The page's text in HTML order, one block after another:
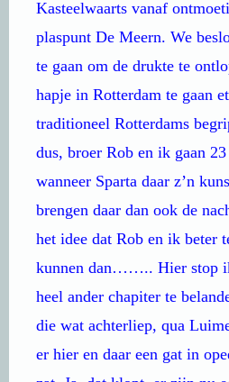
Kasteelwaarts vanaf
plaspunt De Meern. We
te gaan om de drukte te
hapje in Rotterdam te gaan
traditioneel Rotterdams
dus, broer Rob en ik gaan
wanneer Sparta daar z’n
brengen daar dan ook de
het idee dat Rob en ik beter
kunnen dan…….. Hier stop
heel ander chapiter te
die wat achterliep, qua
er hier en daar een gat in